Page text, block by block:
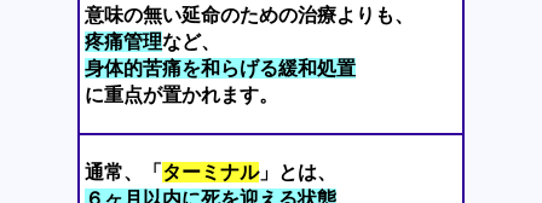
意味の無い延命のための治療よりも、
疼痛管理など、
身体的苦痛を和らげる緩和処置
に重点が置かれます。
通常、「 ターミナル」とは、
６ヶ月以内に死を迎える状態、